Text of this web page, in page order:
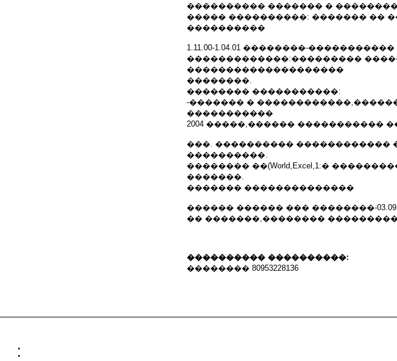
���������� ������� �
����� ����������: ������� ��
����������
1.11.00-1.04.01 ��������-
�������������:���������
��������������������
��������.
�������� �����������:
-������� �
�����������
2004 �����,������ �����������
���. ���������� ������������
����������.
�������� ��(World,Excel,1:�
�������.
������� ��������������
������ ������ ��� ��������-
�� �������,��������
���������� ����������:
�������� 80953228136